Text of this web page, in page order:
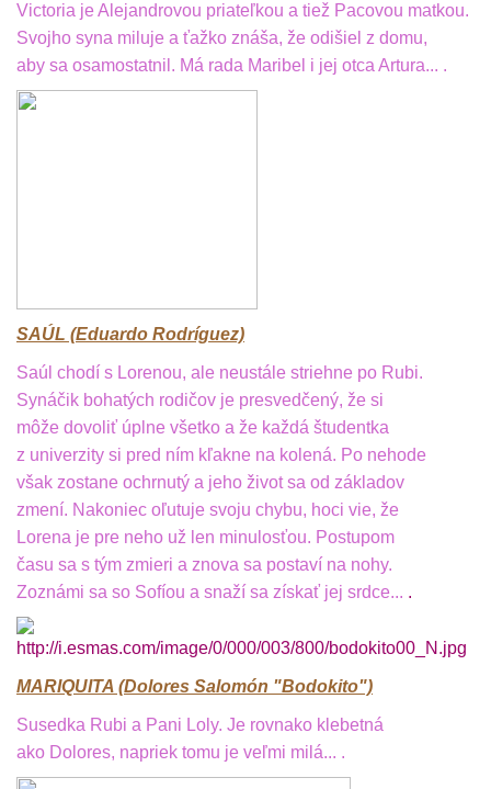
Victoria je Alejandrovou priateľkou a tiež Pacovou matkou.
Svojho syna miluje a ťažko znáša, že odišiel z domu,
aby sa osamostatnil. Má rada Maribel i jej otca Artura... .
SAÚL (Eduardo Rodríguez)
Saúl chodí s Lorenou, ale neustále striehne po Rubi.
Synáčik bohatých rodičov je presvedčený, že si
môže dovoliť úplne všetko a že každá študentka
z univerzity si pred ním kľakne na kolená. Po nehode
však zostane ochrnutý a jeho život sa od základov
zmení. Nakoniec oľutuje svoju chybu, hoci vie, že
Lorena je pre neho už len minulosťou. Postupom
času sa s tým zmieri a znova sa postaví na nohy.
Zoznámi sa so Sofíou a snaží sa získať jej srdce... .
MARIQUITA (Dolores Salomón "Bodokito")
Susedka Rubi a Pani Loly. Je rovnako klebetná
ako Dolores, napriek tomu je veľmi milá... .